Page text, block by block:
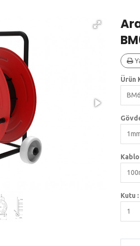
Ürün
Kutu :
1